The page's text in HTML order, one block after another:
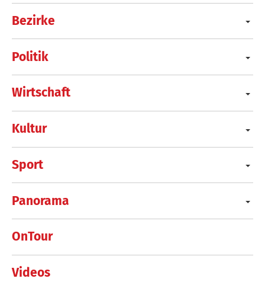
Bezirke
Politik
Wirtschaft
Kultur
Sport
Panorama
OnTour
Videos